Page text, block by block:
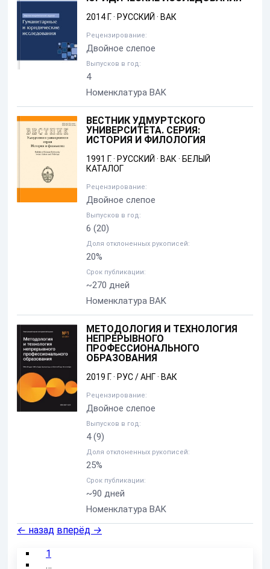
2014 Г.· РУССКИЙ · ВАК
Рецензирование:
Двойное слепое
Выпусков в год:
4
Номенклатура BAK
ВЕСТНИК УДМУРТСКОГО
УНИВЕРСИТЕТА. СЕРИЯ:
ИСТОРИЯ И ФИЛОЛОГИЯ
1991 Г.· РУССКИЙ · ВАК· БЕЛЫЙ
КАТАЛОГ
Рецензирование:
Двойное слепое
Выпусков в год:
6 (20)
Доля отклоненных рукописей:
20%
Срок публикации:
~270 дней
Номенклатура BAK
МЕТОДОЛОГИЯ И ТЕХНОЛОГИЯ
НЕПРЕРЫВНОГО
ПРОФЕССИОНАЛЬНОГО
ОБРАЗОВАНИЯ
2019 Г.· РУС / АНГ· ВАК
Рецензирование:
Двойное слепое
Выпусков в год:
4(9)
Доля отклоненных рукописей:
25%
Срок публикации:
~90 дней
Номенклатура BAK
← назад вперёд →
1
…